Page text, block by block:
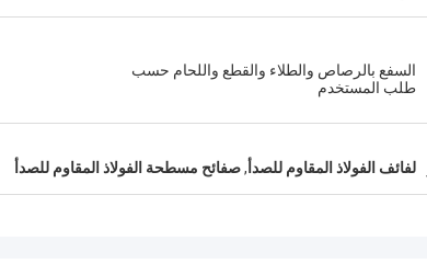
السفع بالرصاص والطلاء والقطع واللحام حسب
طلب المستخدم
لفائف الفولاذ المقاوم للصدأ ,صفائح مسطحة الفولاذ المقاوم للصدأ